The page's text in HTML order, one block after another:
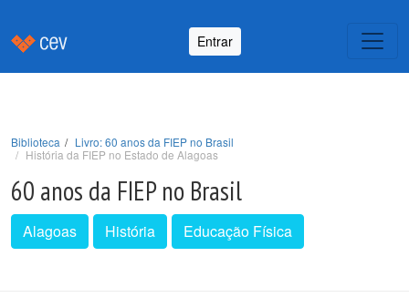
Entrar
Biblioteca
Livro: 60 anos da FIEP no Brasil
História da FIEP no Estado de Alagoas
60 anos da FIEP no Brasil
Alagoas História Educação Física